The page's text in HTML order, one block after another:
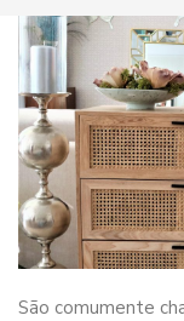
São comumente